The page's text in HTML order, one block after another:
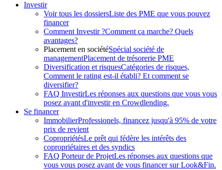
Investir
Voir tous les dossiersListe des PME que vous pouvez
financer
Comment Investir ?Comment ça marche? Quels
avantages?
Placement en sociétéSpécial société de
managementPlacement de trésorerie PME
Diversification et risquesCatégories de risques,
Comment le rating est-il établi? Et comment se
diversifier?
FAQ InvestirLes réponses aux questions que vous vous
posez avant d'investir en Crowdlending.
Se financer
ImmobilierProfessionels, financez jusqu'à 95% de votre
prix de revient
CopropriétésLe prêt qui fédère les intérêts des
copropriétaires et des syndics
FAQ Porteur de ProjetLes réponses aux questions que
vous vous posez avant de vous financer sur Look&Fin.